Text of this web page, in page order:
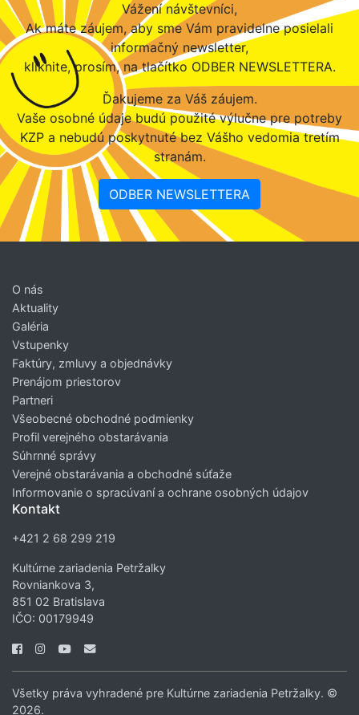
Vážení návštevníci,
Ak máte záujem, aby sme Vám pravidelne posielali
informačný newsletter,
kliknite, prosím, na tlačítko ODBER NEWSLETTERA.
Ďakujeme za Váš záujem.
Vaše osobné údaje budú použité výlučne pre potreby
KZP a nebudú poskytnuté bez Vášho vedomia tretím
stranám.
ODBER NEWSLETTERA
O nás
Aktuality
Galéria
Vstupenky
Faktúry, zmluvy a objednávky
Prenájom priestorov
Partneri
Všeobecné obchodné podmienky
Profil verejného obstarávania
Súhrnné správy
Verejné obstarávania a obchodné súťaže
Informovanie o spracúvaní a ochrane osobných údajov
Kontakt
+421 2 68 299 219
Kultúrne zariadenia Petržalky
Rovniankova 3,
851 02 Bratislava
IČO: 00179949
Všetky práva vyhradené pre Kultúrne zariadenia Petržalky. ©
2026.